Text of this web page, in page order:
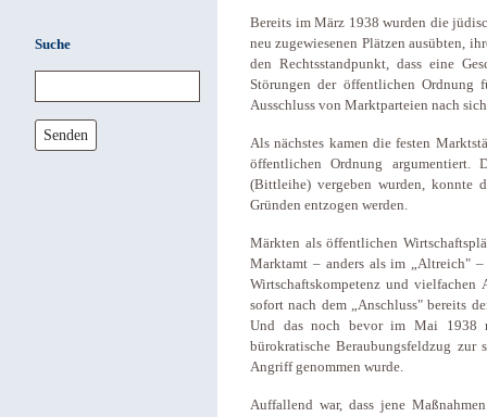
Suche
Senden
Bereits im März 1938 wurden die
neu zugewiesenen Plätzen ausübten,
den Rechtsstandpunkt, dass eine
Störungen der öffentlichen Ordnung
Ausschluss von Marktparteien nach
Als nächstes kamen die festen
öffentlichen Ordnung argumentiert.
(Bittleihe) vergeben wurden, konnte
Gründen entzogen werden.
Märkten als öffentlichen
Marktamt – anders als im „Altreich"
Wirtschaftskompetenz und
sofort nach dem „Anschluss" bereits
Und das noch bevor im Mai 1938
bürokratische Beraubungsfeldzug zur
Angriff genommen wurde.
Auffallend war, dass jene